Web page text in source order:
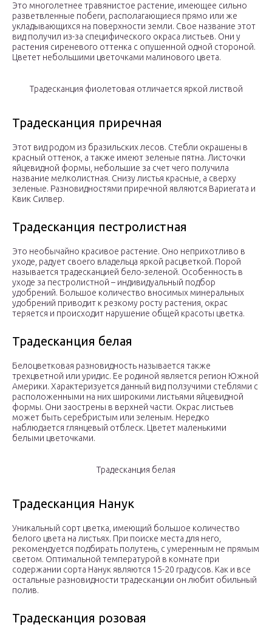
Это многолетнее травянистое растение, имеющее сильно
разветвленные побеги, располагающиеся прямо или же
укладывающихся на поверхности земли. Свое название этот
вид получил из-за специфического окраса листьев. Они у
растения сиреневого оттенка с опушенной одной стороной.
Цветет небольшими цветочками малинового цвета.
Традесканция фиолетовая отличается яркой листвой
Традесканция приречная
Этот вид родом из бразильских лесов. Стебли окрашены в
красный оттенок, а также имеют зеленые пятна. Листочки
яйцевидной формы, небольшие за счет чего получила
название мелколистная. Снизу листья красные, а сверху
зеленые. Разновидностями приречной являются Вариегата и
Квик Силвер.
Традесканция пестролистная
Это необычайно красивое растение. Оно неприхотливо в
уходе, радует своего владельца яркой расцветкой. Порой
называется традесканцией бело-зеленой. Особенность в
уходе за пестролистной – индивидуальный подбор
удобрений. Большое количество вносимых минеральных
удобрений приводит к резкому росту растения, окрас
теряется и происходит нарушение общей красоты цветка.
Традесканция белая
Белоцветковая разновидность называется также
трехцветной или уридис. Ее родиной является регион Южной
Америки. Характеризуется данный вид ползучими стеблями с
расположенными на них широкими листьями яйцевидной
формы. Они заострены в верхней части. Окрас листьев
может быть серебристым или зеленым. Нередко
наблюдается глянцевый отблеск. Цветет маленькими
белыми цветочками.
Традесканция белая
Традесканция Нанук
Уникальный сорт цветка, имеющий большое количество
белого цвета на листьях. При поиске места для него,
рекомендуется подбирать полутень, с умеренным не прямым
светом. Оптимальной температурой в комнате при
содержании сорта Нанук являются 15-20 градусов. Как и все
остальные разновидности традесканции он любит обильный
полив.
Традесканция розовая